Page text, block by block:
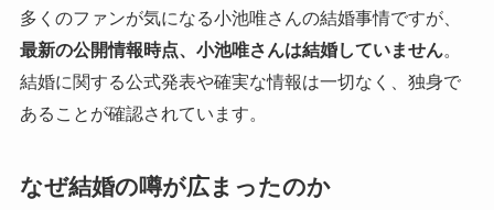
多くのファンが気になる小池唯さんの結婚事情ですが、
最新の公開情報時点、小池唯さんは結婚していません。
結婚に関する公式発表や確実な情報は一切なく、独身で
あることが確認されています。
なぜ結婚の噂が広まったのか